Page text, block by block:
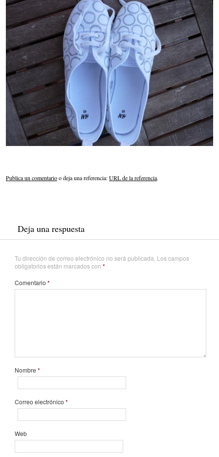
Publica un comentarioo deja una referencia:URL de la referencia.
Deja una respuesta
Tu dirección de correo electrónico no será publicada. Los campos
obligatorios están marcados con *
Comentario *
Nombre *
Correo electrónico *
Web